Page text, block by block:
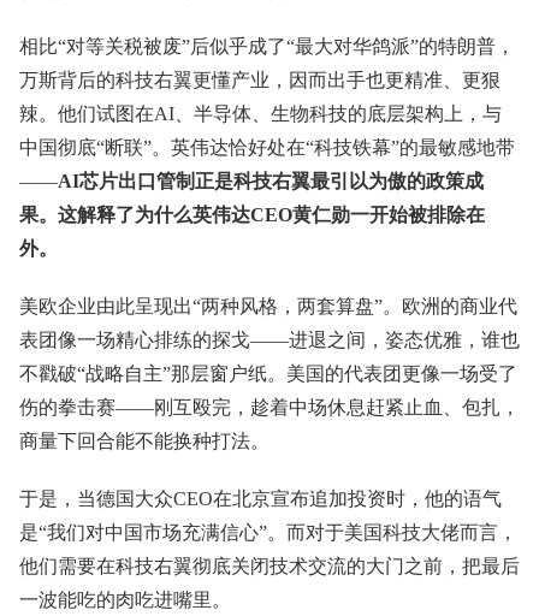
相比“对等关税被废”后似乎成了“最大对华鸽派”的特朗普，
万斯背后的科技右翼更懂产业，因而出手也更精准、更狠
辣。他们试图在AI、半导体、生物科技的底层架构上，与
中国彻底“断联”。英伟达恰好处在“科技铁幕”的最敏感地带
——AI芯片出口管制正是科技右翼最引以为傲的政策成
果。这解释了为什么英伟达CEO黄仁勋一开始被排除在
外。
美欧企业由此呈现出“两种风格，两套算盘”。欧洲的商业代
表团像一场精心排练的探戈——进退之间，姿态优雅，谁也
不戳破“战略自主”那层窗户纸。美国的代表团更像一场受了
伤的拳击赛——刚互殴完，趁着中场休息赶紧止血、包扎，
商量下回合能不能换种打法。
于是，当德国大众CEO在北京宣布追加投资时，他的语气
是“我们对中国市场充满信心”。而对于美国科技大佬而言，
他们需要在科技右翼彻底关闭技术交流的大门之前，把最后
一波能吃的肉吃进嘴里。